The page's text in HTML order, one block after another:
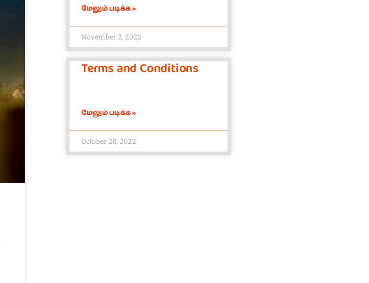
மேலும் படிக்க »
November 2, 2022
Terms and Conditions
மேலும் படிக்க »
October 28, 2022